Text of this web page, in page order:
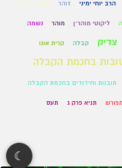
הרב יוחי ימיני זוהר חרבות ברזל
ליקוטי מוהר״ן מוהר נשמה
צדיק קבלה קרית אונו
בחכמת הקבלה
תובנות וחידודים בחכמת הקבלה
תניא פרק ג תעס
☾